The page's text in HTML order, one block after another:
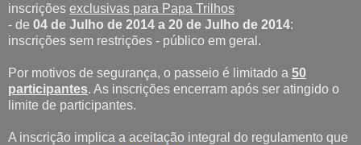
inscrições exclusivas para Papa Trilhos
- de 04 de Julho de 2014 a 20 de Julho de 2014:
inscrições sem restrições - público em geral.
Por motivos de segurança, o passeio é limitado a 50
participantes. As inscrições encerram após ser atingido o
limite de participantes.
A inscrição implica a aceitação integral do regulamento que